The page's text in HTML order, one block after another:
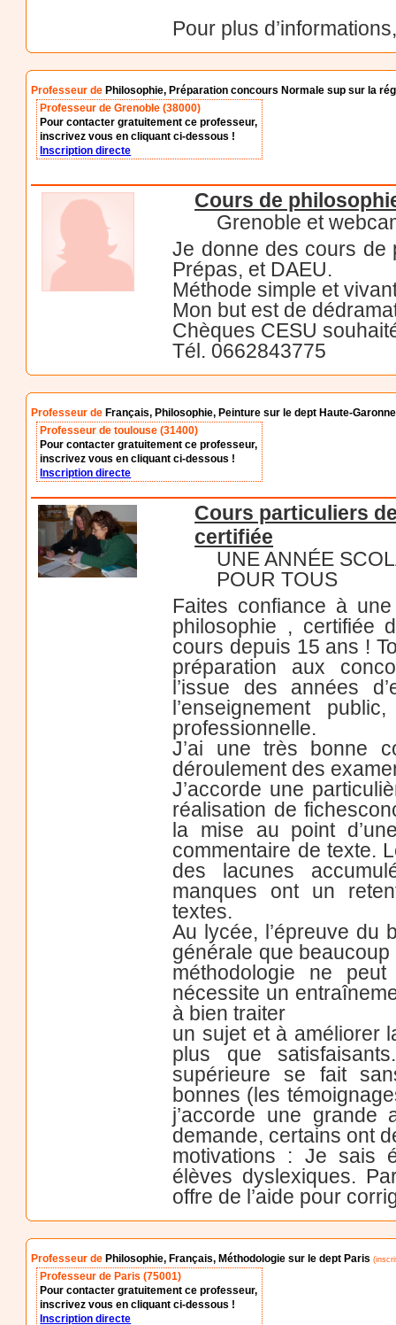
Pour plus
Professeur de Philosophie, Préparation concours Normale sup sur la
Professeur de Grenoble (38000)
Pour contacter gratuitement ce professeur,
inscrivez vous en cliquant ci-dessous !
Inscription directe
Cours de
Grenoble et
Je donne des cours de
Prépas, et DAEU.
Méthode simple et
Mon but est de
Chèques CESU
Tél. 0662843775
Professeur de Français, Philosophie, Peinture sur le dept Haute-Garonne
Professeur de toulouse (31400)
Pour contacter gratuitement ce professeur,
inscrivez vous en cliquant ci-dessous !
Inscription directe
Cours particuliers
certifiée
UNE ANNÉE
POUR TOUS
Faites confiance à
philosophie , certifiée
cours depuis 15 ans !
préparation aux
l’issue des années
l’enseignement
professionnelle.
J’ai une très bonne
déroulement des
J’accorde une
réalisation de
la mise au point
commentaire de texte.
des lacunes
manques ont un
textes.
Au lycée, l’épreuve du
générale que
méthodologie ne
nécessite un
à bien traiter
un sujet et à améliorer
plus que
supérieure se fait
bonnes (les
j’accorde une
demande, certains ont
motivations : Je sais
élèves dyslexiques.
offre de l’aide pour
Professeur de Philosophie, Français, Méthodologie sur le dept Paris
Professeur de Paris (75001)
Pour contacter gratuitement ce professeur,
inscrivez vous en cliquant ci-dessous !
Inscription directe